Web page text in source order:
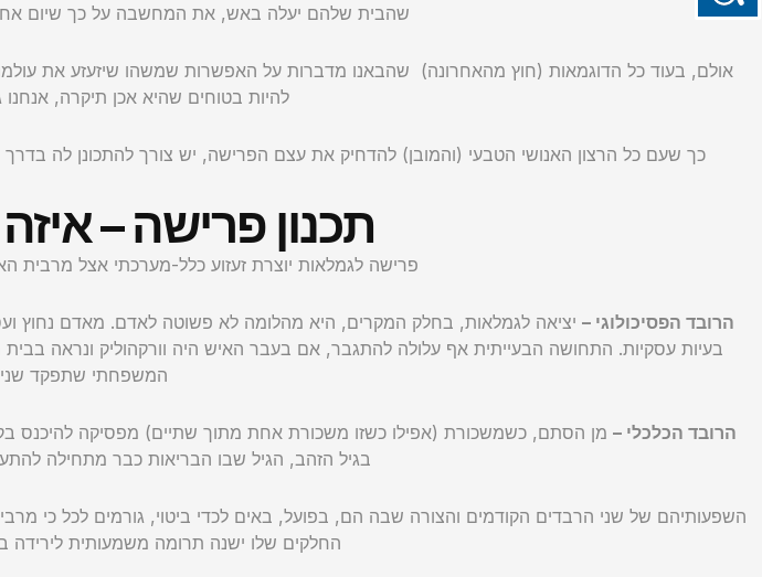
שהבית שלהם יעלה באש, את המחשבה על כך שיום אחד
אולם, בעוד כל הדוגמאות (חוץ מהאחרונה) שהבאנו מדברות על האפשרות שמשהו שיזעזע את
להיות בטוחים שהיא אכן תיקרה,
כך שעם כל הרצון האנושי הטבעי (והמובן) להדחיק את עצם הפרישה, יש צורך להתכונן לה
תכנון פרישה –
פרישה לגמלאות יוצרת זעזוע כלל-מערכתי אצל מרבית
הרובד הפסיכולוגי – יציאה לגמלאות, בחלק המקרים, היא מהלומה לא פשוטה לאדם. מאדם נחוץ
בעיות עסקיות. התחושה הבעייתית אף עלולה להתגבר, אם בעבר האיש היה וורקהוליק ונראה
המשפחתי שתפקד
הרובד הכלכלי – מן הסתם, כשמשכורת (אפילו כשזו משכורת אחת מתוך שתיים) מפסיקה להיכנס
בגיל הזהב, הגיל שבו הבריאות כבר מתחילה
השפעותיהם של שני הרבדים הקודמים והצורה שבה הם, בפועל, באים לכדי ביטוי, גורמים לכל כי
החלקים שלו ישנה תרומה משמעותית לירידה